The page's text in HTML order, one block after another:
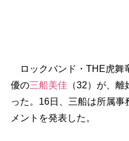
ロックバンド・THE虎舞
優の三船美佳 （32）が、
った。16日、三船は所属事
メントを発表した。